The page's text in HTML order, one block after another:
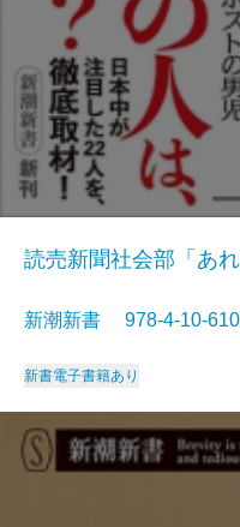
読売新聞社会部「あ
新潮新書 978-4-10-
新書電子書籍あり